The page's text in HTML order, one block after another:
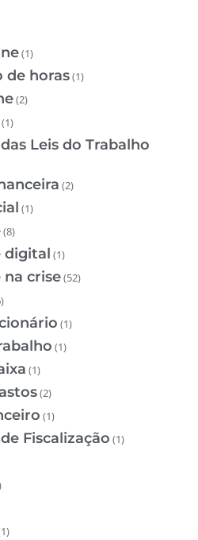
(1)
de horas(1)
(2)
(1)
Leis do Trabalho
(2)
(1)
(8)
digital (1)
crise(52)
(1)
(1)
(1)
(2)
(1)
Fiscalização (1)